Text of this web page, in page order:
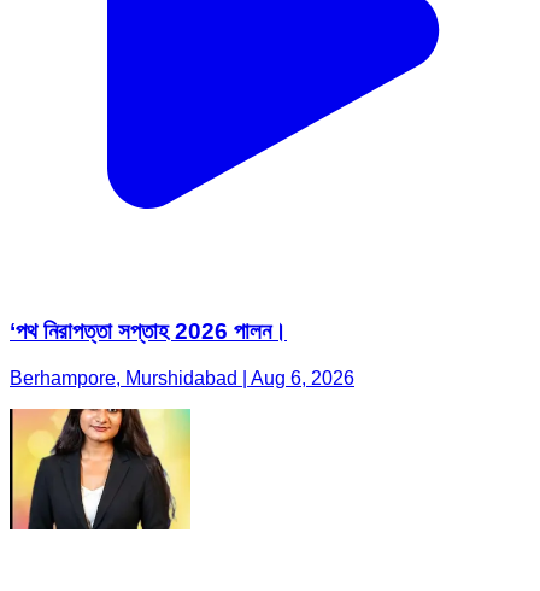
‘পথ নিরাপত্তা সপ্তাহ 2026 পালন।
Berhampore, Murshidabad | Aug 6, 2026